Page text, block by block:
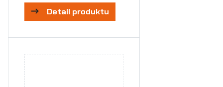
Detail produktu